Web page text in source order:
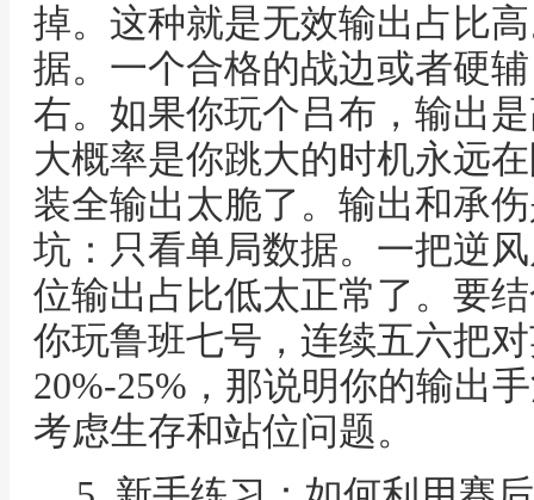
掉。这种就是无效输出占比
据。一个合格的战边或者硬
右。如果你玩个吕布，输出
大概率是你跳大的时机永远
装全输出太脆了。输出和承
坑：只看单局数据。一把逆
位输出占比低太正常了。要
你玩鲁班七号，连续五六把
20%-25%，那说明你的输出
考虑生存和站位问题。